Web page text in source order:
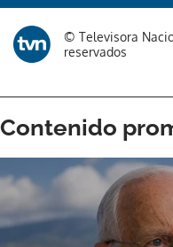
© Televisora
reservados